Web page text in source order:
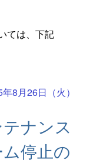
ては、下記
8月26日（火）
ナンス
停止の